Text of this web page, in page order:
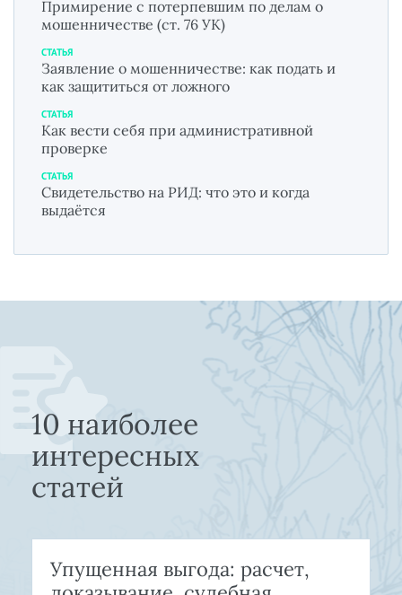
Примирение с потерпевшим по делам о
мошенничестве (ст. 76 УК)
СТАТЬЯ
Заявление о мошенничестве: как подать и
как защититься от ложного
СТАТЬЯ
Как вести себя при административной
проверке
СТАТЬЯ
Свидетельство на РИД: что это и когда
выдаётся
10 наиболее
интересных
статей
Упущенная выгода: расчет,